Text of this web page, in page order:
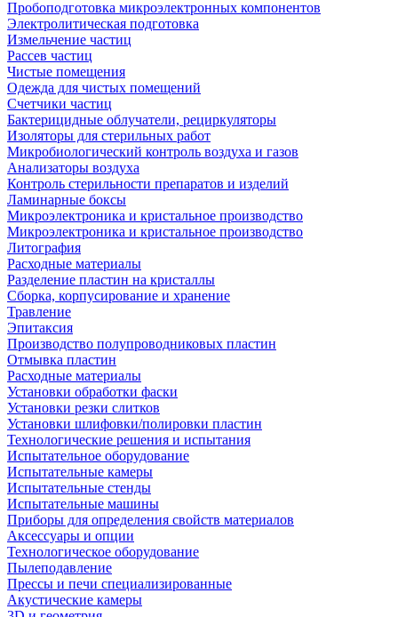
Пробоподготовка микроэлектронных компонентов
Электролитическая подготовка
Измельчение частиц
Рассев частиц
Чистые помещения
Одежда для чистых помещений
Счетчики частиц
Бактерицидные облучатели, рециркуляторы
Изоляторы для стерильных работ
Микробиологический контроль воздуха и газов
Анализаторы воздуха
Контроль стерильности препаратов и изделий
Ламинарные боксы
Микроэлектроника и кристальное производство
Микроэлектроника и кристальное производство
Литография
Расходные материалы
Разделение пластин на кристаллы
Сборка, корпусирование и хранение
Травление
Эпитаксия
Производство полупроводниковых пластин
Отмывка пластин
Расходные материалы
Установки обработки фаски
Установки резки слитков
Установки шлифовки/полировки пластин
Технологические решения и испытания
Испытательное оборудование
Испытательные камеры
Испытательные стенды
Испытательные машины
Приборы для определения свойств материалов
Аксессуары и опции
Технологическое оборудование
Пылеподавление
Прессы и печи специализированные
Акустические камеры